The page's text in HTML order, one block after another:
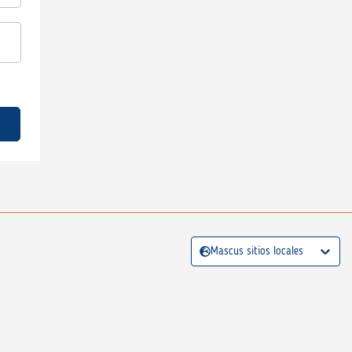
Mascus sitios locales